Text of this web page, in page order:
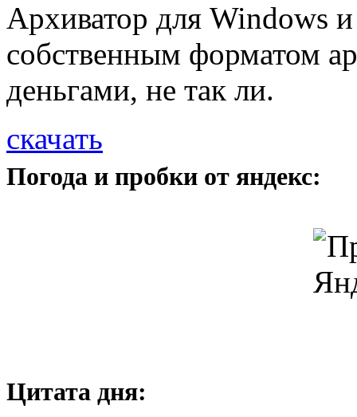
Архиватор для Windows
собственным форматом
деньгами, не так ли.
скачать
Погода и пробки от яндекс:
Цитата дня: